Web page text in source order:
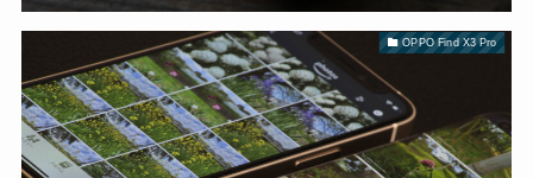
OPPO Find X3 Pro